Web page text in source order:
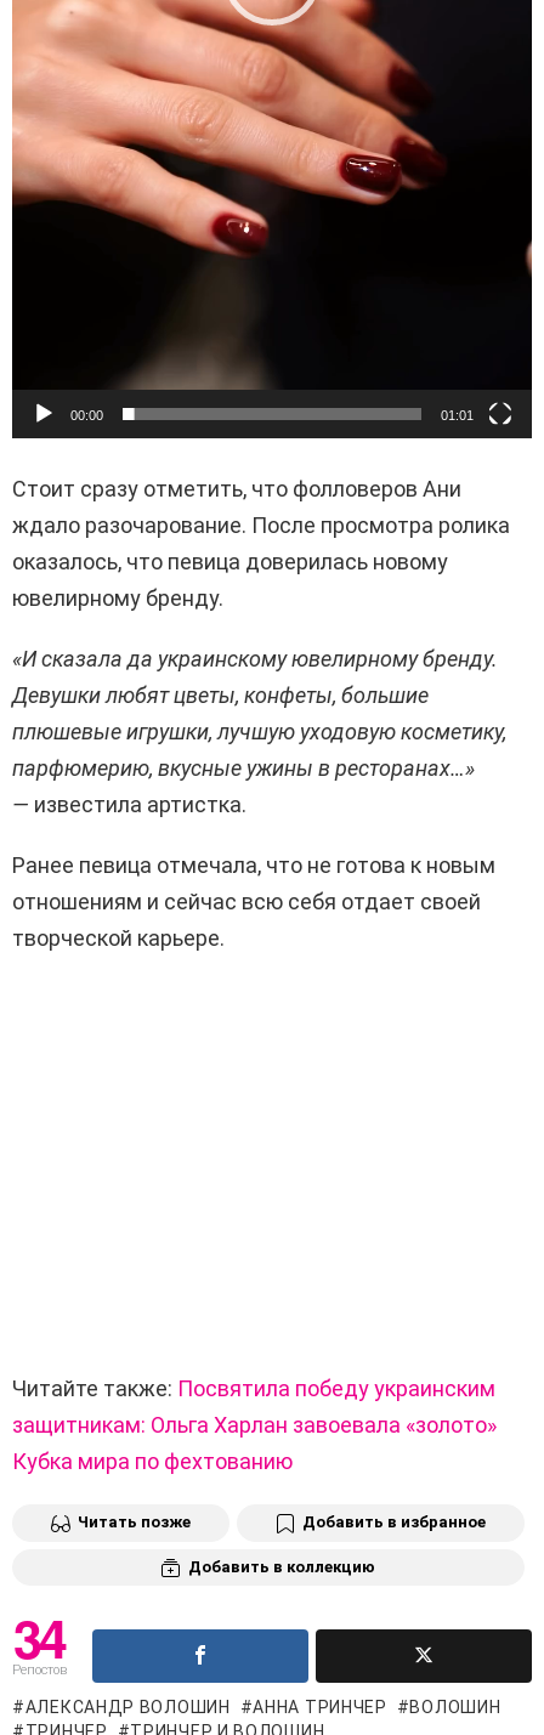
00:00 01:01
Стоит сразу отметить, что фолловеров Ани
ждало разочарование. После просмотра ролика
оказалось, что певица доверилась новому
ювелирному бренду.
«И сказала да украинскому ювелирному бренду.
Девушки любят цветы, конфеты, большие
плюшевые игрушки, лучшую уходовую косметику,
парфюмерию, вкусные ужины в ресторанах…»
— известила артистка.
Ранее певица отмечала, что не готова к новым
отношениям и сейчас всю себя отдает своей
творческой карьере.
Читайте также: Посвятила победу украинским
защитникам: Ольга Харлан завоевала «золото»
Кубка мира по фехтованию
Читать позже Добавить в избранное
Добавить в коллекцию
34
Репостов
АЛЕКСАНДР ВОЛОШИН АННА ТРИНЧЕР
ВОЛОШИН